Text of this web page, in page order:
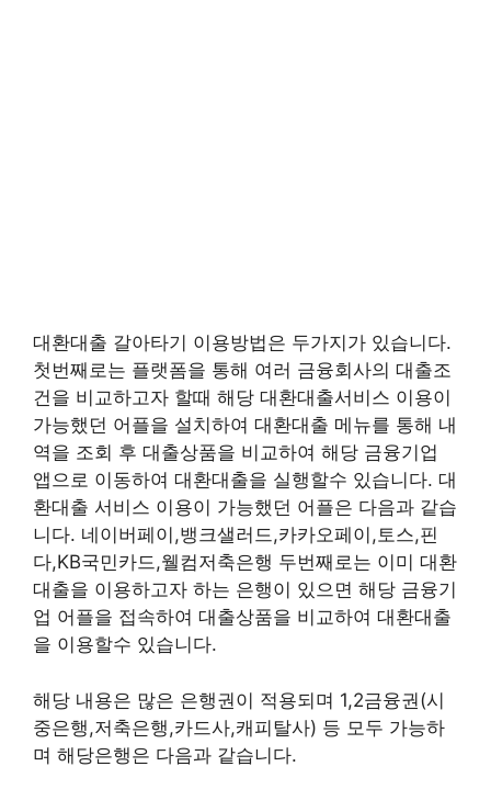
대환대출 갈아타기 이용방법은 두가지가 있습니다.
첫번째로는 플랫폼을 통해 여러 금융회사의 대출조
건을 비교하고자 할때 해당 대환대출서비스 이용이
가능했던 어플을 설치하여 대환대출 메뉴를 통해 내
역을 조회 후 대출상품을 비교하여 해당 금융기업
앱으로 이동하여 대환대출을 실행할수 있습니다. 대
환대출 서비스 이용이 가능했던 어플은 다음과 같습
니다. 네이버페이,뱅크샐러드,카카오페이,토스,핀
다,KB국민카드,웰컴저축은행 두번째로는 이미 대환
대출을 이용하고자 하는 은행이 있으면 해당 금융기
업 어플을 접속하여 대출상품을 비교하여 대환대출
을 이용할수 있습니다.
해당 내용은 많은 은행권이 적용되며 1,2금융권(시
중은행,저축은행,카드사,캐피탈사) 등 모두 가능하
며 해당은행은 다음과 같습니다.